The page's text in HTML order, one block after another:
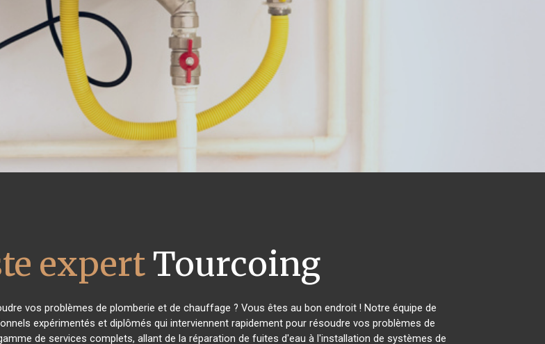
expertTourcoing
vos problèmes de plomberie et de chauffage ? Vous êtes au bon endroit ! Notre équipe de
expérimentés et diplômés qui interviennent rapidement pour résoudre vos problèmes de
de services complets, allant de la réparation de fuites d'eau à l'installation de systèmes de